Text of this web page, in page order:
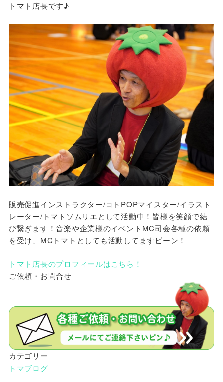
トマト店長です♪
販売促進インストラクター/コトPOPマイスター/イラスト
レーター/トマトソムリエとして活動中！皆様を笑顔で結
び繋ぎます！音楽や企業様のイベントMC司会各種の依頼
を受け、MCトマトとしても活動してますピーン！
トマト店長のプロフィールはこちら！
ご依頼・お問合せ
カテゴリー
トマブログ